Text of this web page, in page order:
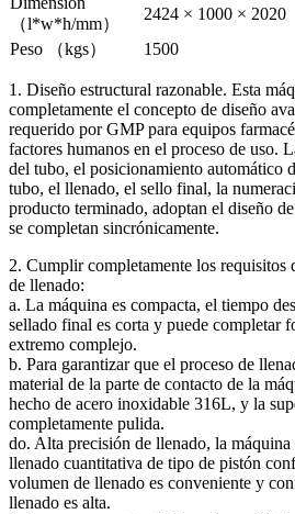
（l*w*h/mm）
2424 × 1000 × 2020
Peso （kgs）
1500
1. Diseño estructural razonable. Esta
completamente el concepto de diseño
requerido por GMP para equipos
factores humanos en el proceso de uso.
del tubo, el posicionamiento automático
tubo, el llenado, el sello final, la
producto terminado, adoptan el diseño
se completan sincrónicamente.
2. Cumplir completamente los requisitos
de llenado:
a. La máquina es compacta, el tiempo
sellado final es corta y puede completar
extremo complejo.
b. Para garantizar que el proceso de
material de la parte de contacto de la
hecho de acero inoxidable 316L, y la
completamente pulida.
do. Alta precisión de llenado, la
llenado cuantitativa de tipo de pistón
volumen de llenado es conveniente y
llenado es alta.